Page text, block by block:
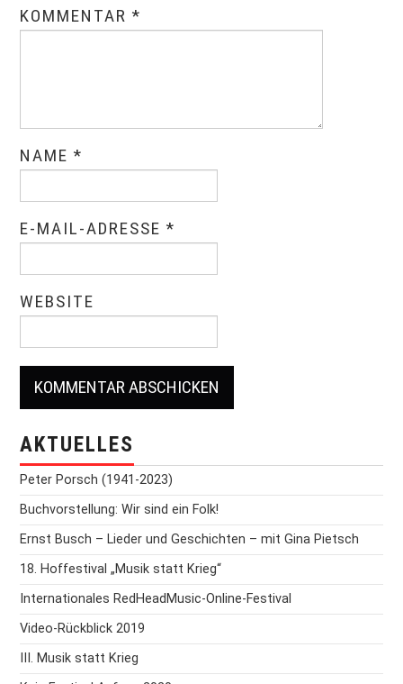
KOMMENTAR*
NAME*
E-MAIL-ADRESSE*
WEBSITE
AKTUELLES
Peter Porsch (1941-2023)
Buchvorstellung: Wir sind ein Folk!
Ernst Busch – Lieder und Geschichten – mit Gina Pietsch
18. Hoffestival „Musik statt Krieg“
Internationales RedHeadMusic-Online-Festival
Video-Rückblick 2019
III. Musik statt Krieg